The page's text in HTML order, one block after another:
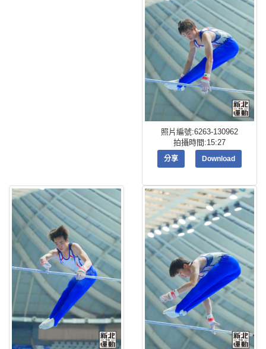
照片編號:6263-130962
拍攝時間:15:27
分享 Download